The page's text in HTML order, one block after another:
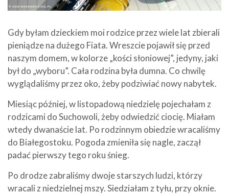
Gdy byłam dzieckiem moi rodzice przez wiele lat zbierali
pieniądze na dużego Fiata. Wreszcie pojawił się przed
naszym domem, w kolorze „kości słoniowej”, jedyny, jaki
był do „wyboru”. Cała rodzina była dumna. Co chwilę
wyglądaliśmy przez oko, żeby podziwiać nowy nabytek.
Miesiąc później, w listopadową niedzielę pojechałam z
rodzicami do Suchowoli, żeby odwiedzić ciocię. Miałam
wtedy dwanaście lat. Po rodzinnym obiedzie wracaliśmy
do Białegostoku. Pogoda zmieniła się nagle, zaczął
padać pierwszy tego roku śnieg.
Po drodze zabraliśmy dwoje starszych ludzi, którzy
wracali z niedzielnej mszy. Siedziałam z tyłu, przy oknie.